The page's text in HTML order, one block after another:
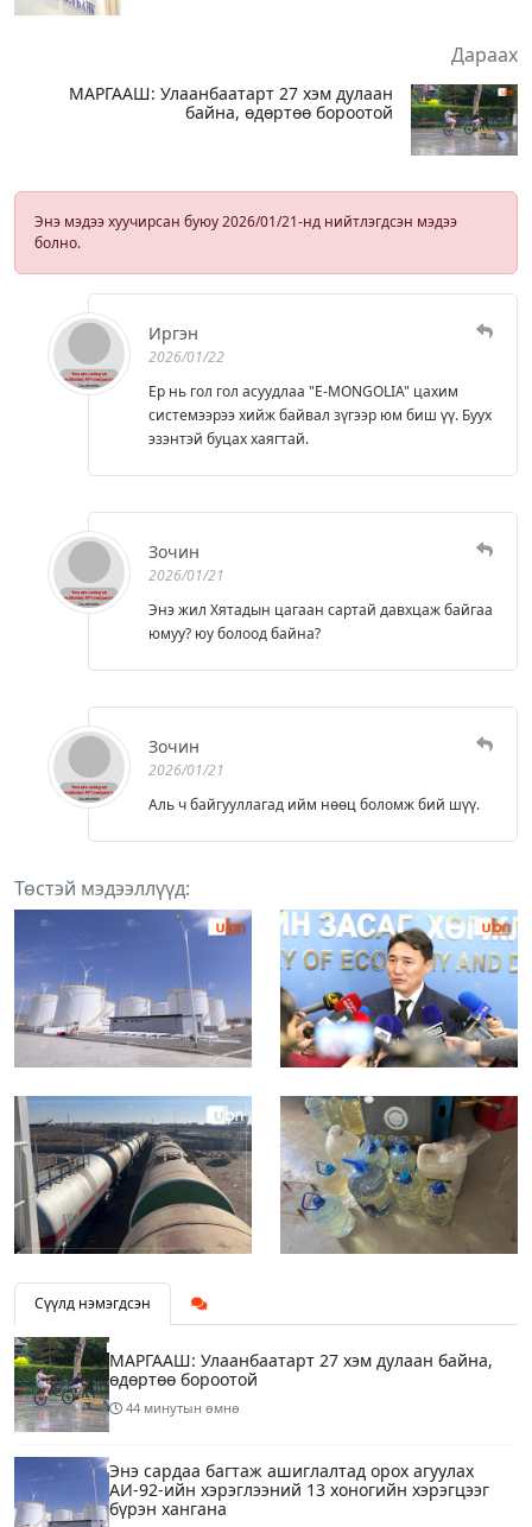
Дараах
МАРГААШ: Улаанбаатарт 27 хэм дулаан
байна, өдөртөө бороотой
Энэ мэдээ хуучирсан буюу 2026/01/21-нд нийтлэгдсэн мэдээ
болно.
Иргэн
2026/01/22
Ер нь гол гол асуудлаа "E-MONGOLIA" цахим
системээрээ хийж байвал зүгээр юм биш үү. Буух
эзэнтэй буцах хаягтай.
Зочин
2026/01/21
Энэ жил Хятадын цагаан сартай давхцаж байгаа
юмуу? юу болоод байна?
Зочин
2026/01/21
Аль ч байгууллагад ийм нөөц боломж бий шүү.
Төстэй мэдээллүүд:
Сүүлд нэмэгдсэн
МАРГААШ: Улаанбаатарт 27 хэм дулаан байна,
өдөртөө бороотой
44 минутын өмнө
Энэ сардаа багтаж ашиглалтад орох агуулах
АИ-92-ийн хэрэглээний 13 хоногийн хэрэгцээг
бүрэн хангана